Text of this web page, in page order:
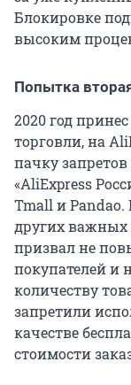
Блокировке
высоким
Попытка
2020 год
торговли, на
пачку
«AliExpress
Tmall и
других важных
призвал не
покупателей и
количеству
запретили
качестве
стоимости